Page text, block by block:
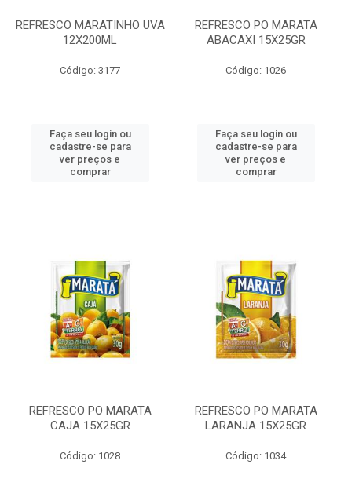
REFRESCO MARATINHO UVA
12X200ML
Código: 3177
Faça seu login ou
cadastre-se para
ver preços e
comprar
REFRESCO PO MARATA
ABACAXI 15X25GR
Código: 1026
Faça seu login ou
cadastre-se para
ver preços e
comprar
REFRESCO PO MARATA
CAJA 15X25GR
Código: 1028
REFRESCO PO MARATA
LARANJA 15X25GR
Código: 1034